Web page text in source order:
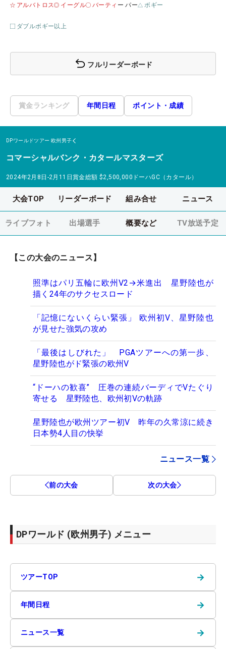
アルバトロス イーグル バーティ ー パー ボギー
ダブルボギー以上
フルリーダーボード
賞金ランキング 年間日程 ポイント・成績
DPワールドツアー 欧州男子
コマーシャルバンク・カタールマスターズ
2024年2月8日-2月11日賞金総額 $2,500,000 ドーハGC（カタール）
大会TOP リーダーボード 組み合せ ニュース
ライブフォト 出場選手 概要など TV放送予定
【この大会のニュース】
照準はパリ五輪に欧州V2→米進出 星野陸也が
描く24年のサクセスロード
「記憶にないくらい緊張」 欧州初V、星野陸也
が見せた強気の攻め
「最後はしびれた」 PGAツアーへの第一歩、
星野陸也がド緊張の欧州V
“ドーハの歓喜” 圧巻の連続バーディでVたぐり
寄せる 星野陸也、欧州初Vの軌跡
星野陸也が欧州ツアー初V 昨年の久常涼に続き
日本勢4人目の快挙
ニュース一覧
前の大会 次の大会
DPワールド (欧州男子) メニュー
ツアーTOP →
年間日程 →
ニュース一覧 →